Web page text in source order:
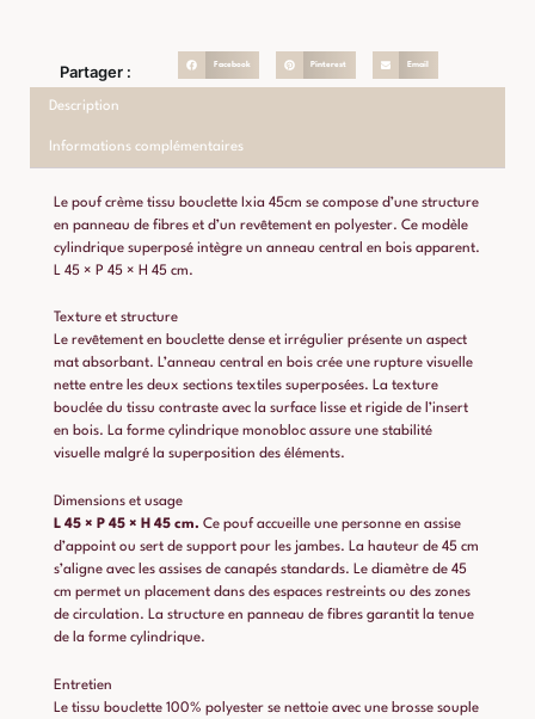
Partager : Facebook Pinterest Email
Description
Informations complémentaires
Le pouf crème tissu bouclette Ixia 45cm se compose d’une structure
en panneau de fibres et d’un revêtement en polyester. Ce modèle
cylindrique superposé intègre un anneau central en bois apparent.
L 45 × P 45 × H 45 cm.
Texture et structure
Le revêtement en bouclette dense et irrégulier présente un aspect
mat absorbant. L’anneau central en bois crée une rupture visuelle
nette entre les deux sections textiles superposées. La texture
bouclée du tissu contraste avec la surface lisse et rigide de l’insert
en bois. La forme cylindrique monobloc assure une stabilité
visuelle malgré la superposition des éléments.
Dimensions et usage
L 45 × P 45 × H 45 cm. Ce pouf accueille une personne en assise
d’appoint ou sert de support pour les jambes. La hauteur de 45 cm
s’aligne avec les assises de canapés standards. Le diamètre de 45
cm permet un placement dans des espaces restreints ou des zones
de circulation. La structure en panneau de fibres garantit la tenue
de la forme cylindrique.
Entretien
Le tissu bouclette 100% polyester se nettoie avec une brosse souple